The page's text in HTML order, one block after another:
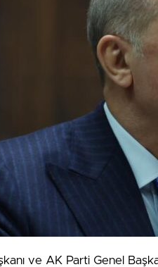
ve AK Parti Genel